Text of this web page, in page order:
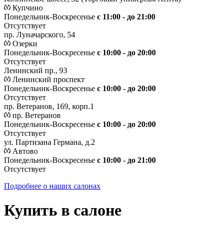
Купчино
Понедельник-Воскресенье с 11:00 - до 21:00
Отсутствует
пр. Луначарского, 54
Озерки
Понедельник-Воскресенье с 10:00 - до 20:00
Отсутствует
Ленинский пр., 93
Ленинский проспект
Понедельник-Воскресенье с 10:00 - до 20:00
Отсутствует
пр. Ветеранов, 169, корп.1
пр. Ветеранов
Понедельник-Воскресенье с 10:00 - до 20:00
Отсутствует
ул. Партизана Германа, д.2
Автово
Понедельник-Воскресенье с 10:00 - до 21:00
Отсутствует
Подробнее о наших салонах
Купить в салоне